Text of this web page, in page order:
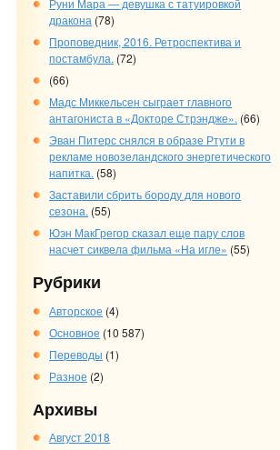
Руни Мара — девушка с татуировкой
дракона (78)
Проповедник, 2016. Ретроспектива и
постамбула. (72)
(66)
Мадс Миккельсен сыграет главного
антагониста в «Докторе Стрэндже». (66)
Эван Питерс снялся в образе Ртути в
рекламе новозеландского энергетического
напитка. (58)
Заставили сбрить бороду для нового
сезона. (55)
Юэн МакГрегор сказал еще пару слов
насчет сиквела фильма «На игле» (55)
Рубрики
Авторское (4)
Основное (10 587)
Переводы (1)
Разное (2)
Архивы
Август 2018